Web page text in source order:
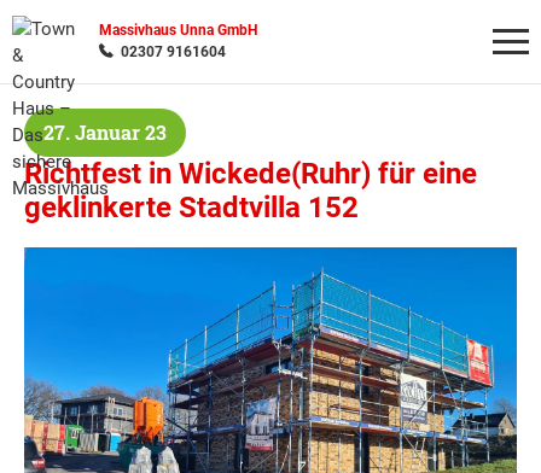
Massivhaus Unna GmbH
02307 9161604
27. Januar 23
Richtfest in Wickede(Ruhr) für eine
geklinkerte Stadtvilla 152
Wonach möchten Sie suchen?